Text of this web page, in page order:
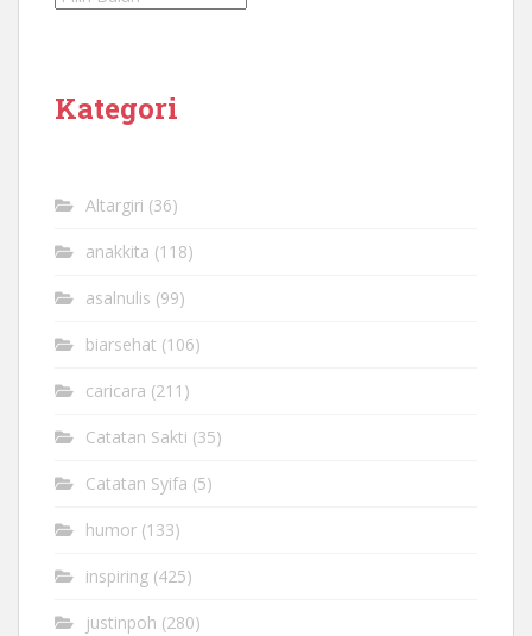
Kategori
Altargiri (36)
anakkita (118)
asalnulis (99)
biarsehat (106)
caricara (211)
Catatan Sakti (35)
Catatan Syifa (5)
humor (133)
inspiring (425)
justinpoh (280)